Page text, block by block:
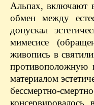
Альпах, включают
обмен между
допускал
мимесисе
живопись в
противоположную
материалом
бессмертно-
консервировалось